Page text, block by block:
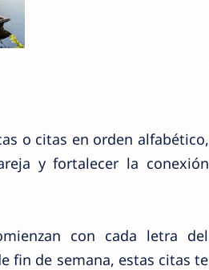
o citas en orden alfabético,
y fortalecer la conexión
con cada letra del
fin de semana, estas citas te